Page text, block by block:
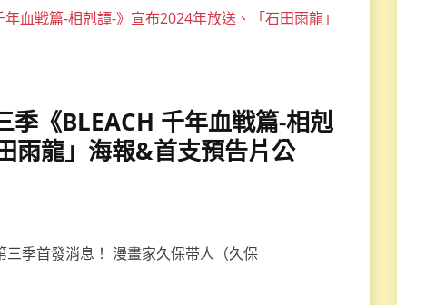
《BLEACH 千年血戦篇-相剋
雨龍」海報&首支預告片公
季首發消息！ 漫畫家久保帯人（久保